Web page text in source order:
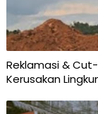
Reklamasi &
Kerusakan